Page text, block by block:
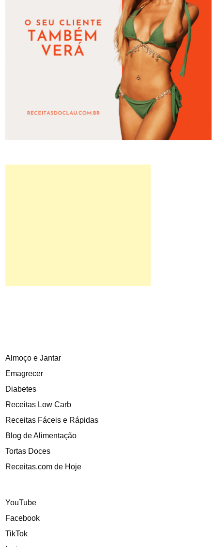
Almoço e Jantar
Emagrecer
Diabetes
Receitas Low Carb
Receitas Fáceis e Rápidas
Blog de Alimentação
Tortas Doces
Receitas.com de Hoje
YouTube
Facebook
TikTok